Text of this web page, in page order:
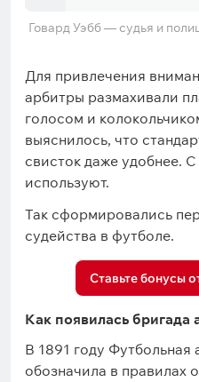
Говард Уэбб — судья и
Для привлечения
арбитры размахивали
голосом и
выяснилось, что
свисток даже удобнее. С
используют.
Так сформировались
судейства в футболе.
Ставьте бонусы
Как появилась бригада
В 1891 году Футбольная
обозначила в правилах